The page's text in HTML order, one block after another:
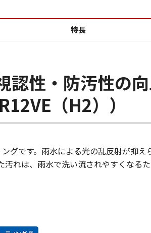
特長 WebView
特長
認性・防汚性の
（H2））
グです。雨水による光の乱反射が抑
れは、雨水で洗い流されやすくなる